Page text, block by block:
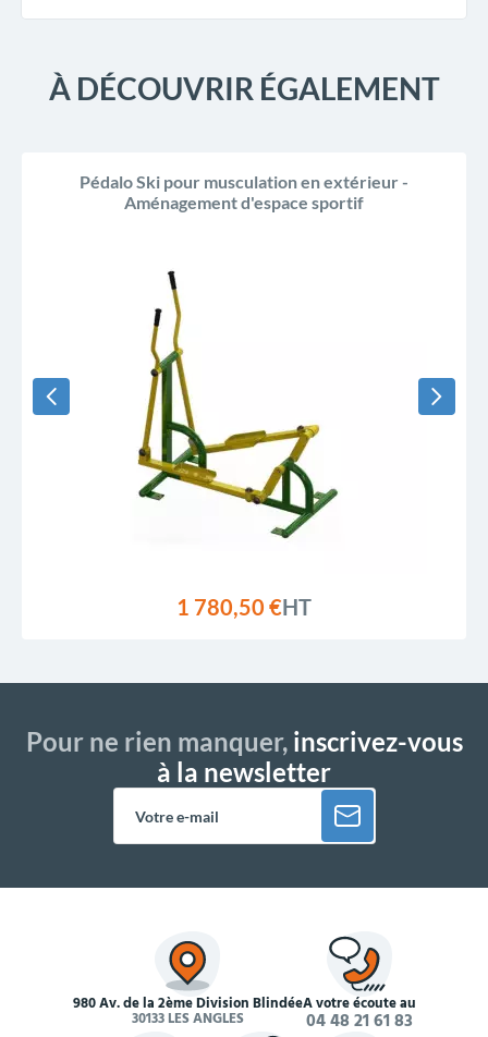
À DÉCOUVRIR ÉGALEMENT
Pédalo Ski pour musculation en extérieur -
Aménagement d'espace sportif
1 780,50 €HT
Pour ne rien manquer,inscrivez-vous
à la newsletter
980 Av. de la 2ème Division Blindée
30133 LES ANGLES
À votre écoute au
04 48 21 61 83